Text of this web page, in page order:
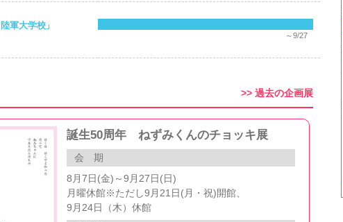
軍大学校」
～9/27
>> 過去の企画展
誕生50周年 ねずみくんのチョッキ展
会 期
8月7日(金)～9月27日(日)
月曜休館※ただし9月21日(月・祝)開館、
9月24日（木）休館